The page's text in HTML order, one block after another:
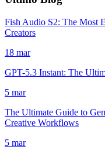
Fish Audio S2: The Most
Creators
18 mar
GPT-5.3 Instant: The
5 mar
The Ultimate Guide to
Creative Workflows
5 mar